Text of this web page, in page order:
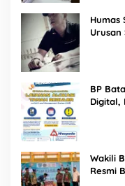
Humas
Urusan
BP
Digital,
Wakili
Resmi